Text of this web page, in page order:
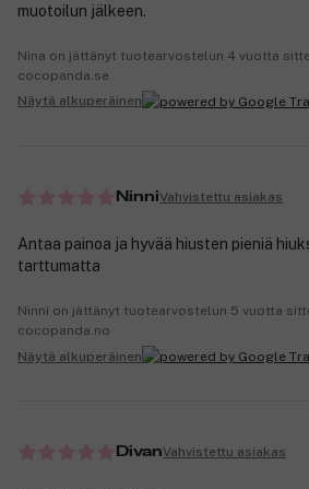
muotoilun jälkeen.
Nina on jättänyt tuotearvostelun 4 vuotta
cocopanda.se
Näytä alkuperäinen
NinniVahvistettu asiakas
Antaa painoa ja hyvää hiusten pieniä
tarttumatta
Ninni on jättänyt tuotearvostelun 5 vuotta
cocopanda.no
Näytä alkuperäinen
DivanVahvistettu asiakas